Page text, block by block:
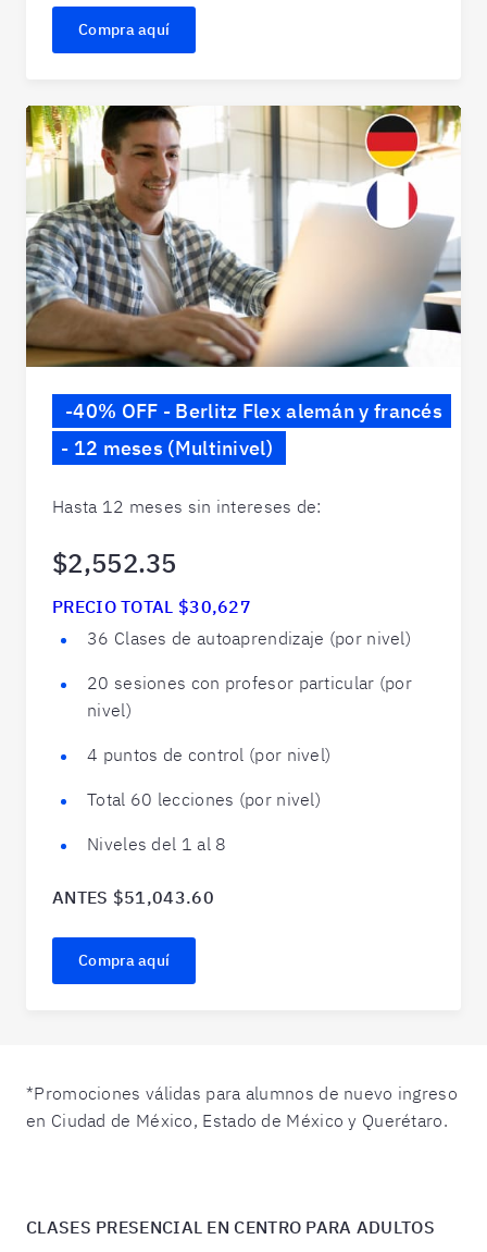
Compra aquí
-40% OFF - Berlitz Flex alemán y francés
- 12 meses (Multinivel)
Hasta 12 meses sin intereses de:
$2,552.35
PRECIO TOTAL $30,627
36 Clases de autoaprendizaje (por nivel)
20 sesiones con profesor particular (por
nivel)
4 puntos de control (por nivel)
Total 60 lecciones (por nivel)
Niveles del 1 al 8
ANTES $51,043.60
Compra aquí
*Promociones válidas para alumnos de nuevo ingreso
en Ciudad de México, Estado de México y Querétaro.
CLASES PRESENCIAL EN CENTRO PARA ADULTOS